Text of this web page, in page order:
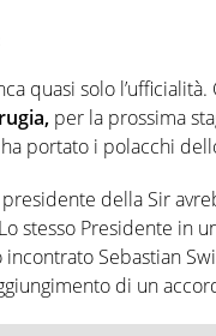
quasi solo
per la prossima
portato i polacchi
presidente della Sir
stesso Presidente in
incontrato Sebastian
di un